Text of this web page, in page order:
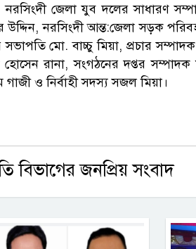
নরসিংদী জেলা যুব দলের সাধারণ
নরসিংদী আন্ত:জেলা সড়ক
মো. বাচ্চু মিয়া, প্রচার
রানা, সংগঠনের দপ্তর
ও নির্বাহী সদস্য সজল মিয়া।
বিভাগের জনপ্রিয় সংবাদ